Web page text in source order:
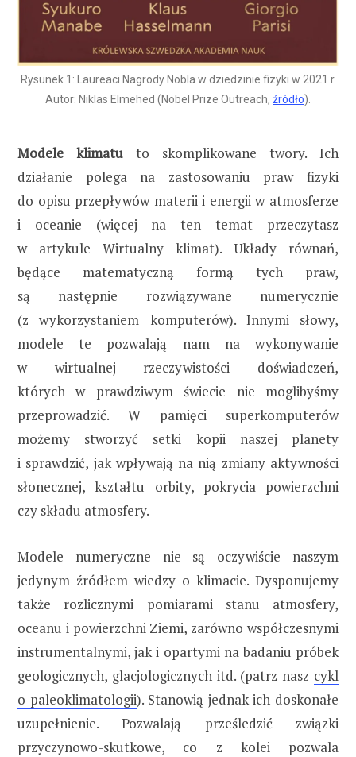
Rysunek 1: Laureaci Nagrody Nobla w dziedzinie fizyki w 2021 r.
Autor: Niklas Elmehed (Nobel Prize Outreach, źródło).
Modele klimatu to skomplikowane twory. Ich
działanie polega na zastosowaniu praw fizyki
do opisu przepływów materii i energii w atmosferze
i oceanie (więcej na ten temat przeczytasz
w artykule Wirtualny klimat). Układy równań,
będące matematyczną formą tych praw,
są następnie rozwiązywane numerycznie
(z wykorzystaniem komputerów). Innymi słowy,
modele te pozwalają nam na wykonywanie
w wirtualnej rzeczywistości doświadczeń,
których w prawdziwym świecie nie moglibyśmy
przeprowadzić. W pamięci superkomputerów
możemy stworzyć setki kopii naszej planety
i sprawdzić, jak wpływają na nią zmiany aktywności
słonecznej, kształtu orbity, pokrycia powierzchni
czy składu atmosfery.
Modele numeryczne nie są oczywiście naszym
jedynym źródłem wiedzy o klimacie. Dysponujemy
także rozlicznymi pomiarami stanu atmosfery,
oceanu i powierzchni Ziemi, zarówno współczesnymi
instrumentalnymi, jak i opartymi na badaniu próbek
geologicznych, glacjologicznych itd. (patrz nasz cykl
o paleoklimatologii). Stanowią jednak ich doskonałe
uzupełnienie. Pozwalają prześledzić związki
przyczynowo-skutkowe, co z kolei pozwala